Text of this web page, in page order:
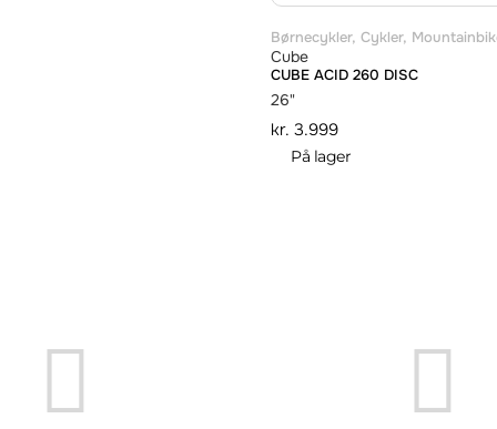
Børnecykler, Cykler,
Cube
CUBE ACID 260 DISC
26"
kr. 3.999
På lager